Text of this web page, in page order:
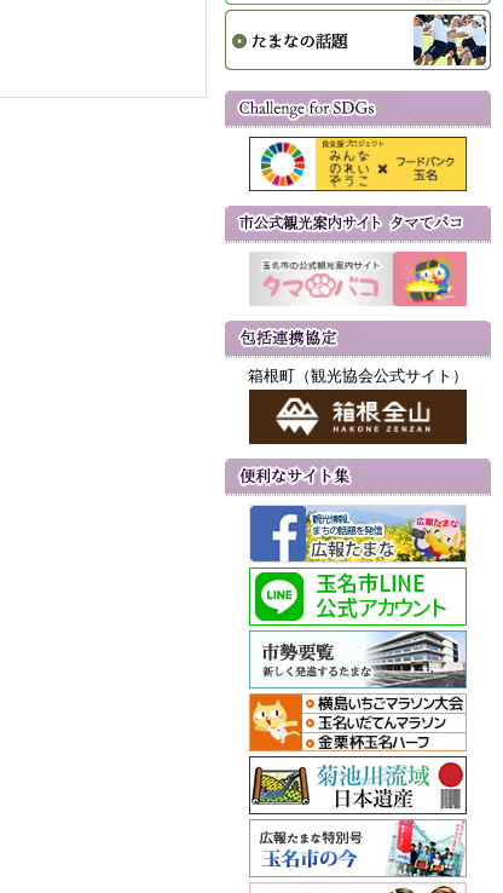
箱根町（観光協会公式サイト）